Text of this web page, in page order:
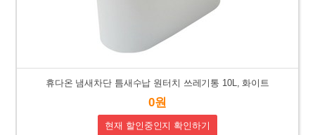
휴다온 냄새차단 틈새수납 원터치 쓰레기통 10L, 화이트
0원
현재 할인중인지 확인하기